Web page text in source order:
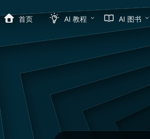
首页 AI 教程 AI 图书